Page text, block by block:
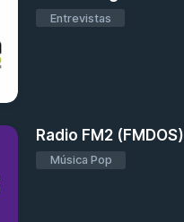
Entrevistas
Radio FM2 (FMDOS)
Música Pop